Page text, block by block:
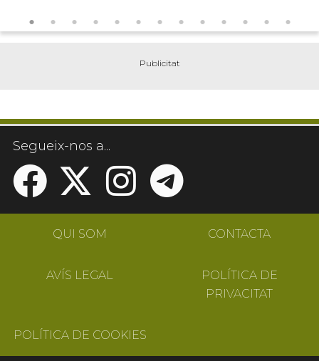
Segueix-nos a...
QUI SOM CONTACTA
AVÍS LEGAL
POLÍTICA DE
PRIVACITAT
POLÍTICA DE COOKIES